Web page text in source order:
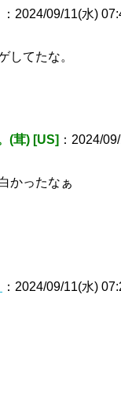
：2024/09/11(水)
してたな。
(茸) [US] ：2024/
かったなぁ
：2024/09/11(水)